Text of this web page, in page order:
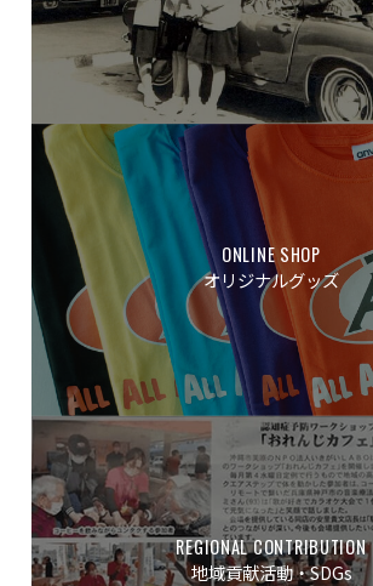
ONLINE SHOP
オリジナルグッズ
REGIONAL CONTRIBUTION
地域貢献活動・SDGs